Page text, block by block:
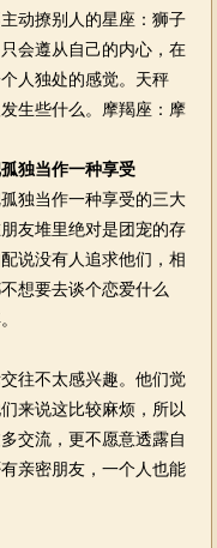
动撩别人的星座：狮子
会遵从自己的内心，在
人独处的感觉。天秤
生些什么。摩羯座：摩
独当作一种享受
独当作一种享受的三大
友堆里绝对是团宠的存
说没有人追求他们，相
想要去谈个恋爱什么
往不太感兴趣。他们觉
来说这比较麻烦，所以
交流，更不愿意透露自
亲密朋友，一个人也能